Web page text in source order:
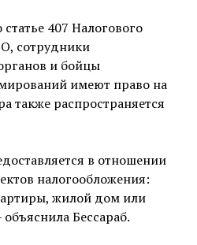
407 Налогового
сотрудники
и бойцы
имеют право на
также распространяется
в отношении
налогообложения:
жилой дом или
Бессараб.